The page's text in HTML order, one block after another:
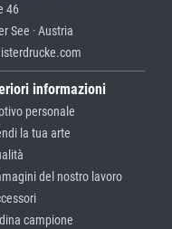
46
See · Austria
informazioni
personale
la tua arte
del nostro lavoro
campione